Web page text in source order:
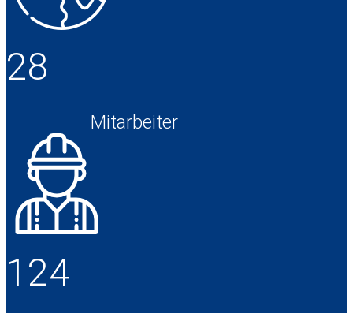
28
Mitarbeiter
124